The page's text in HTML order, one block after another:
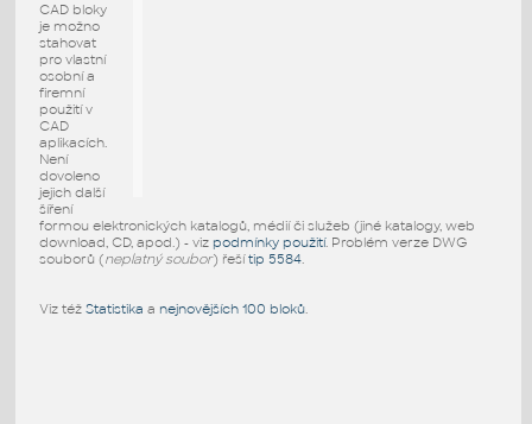
CAD bloky
je možno
stahovat
pro vlastní
osobní a
firemní
použití v
CAD
aplikacích.
Není
dovoleno
jejich další
šíření
formou elektronických katalogů, médií či služeb (jiné katalogy, web
download, CD, apod.) - viz podmínky použití. Problém verze DWG
souborů (neplatný soubor) řešítip 5584.
Viz též Statistika a nejnovějších 100 bloků.